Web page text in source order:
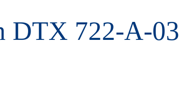
DTX 722-A-03